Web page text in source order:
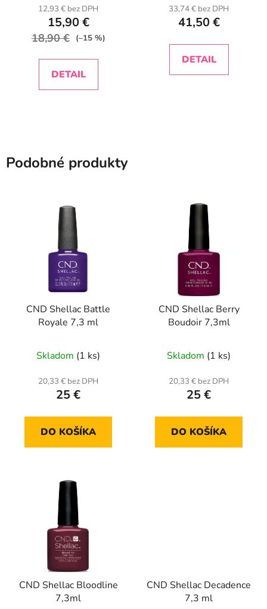
12,93 € bez DPH
15,90 €
18,90 € (–15 %)
DETAIL
33,74 € bez DPH
41,50 €
DETAIL
Podobné produkty
CND Shellac Battle
Royale 7,3 ml
Skladom (1 ks)
20,33 € bez DPH
25 €
DO KOŠÍKA
CND Shellac Berry
Boudoir 7,3ml
Skladom (1 ks)
20,33 € bez DPH
25 €
DO KOŠÍKA
CND Shellac Bloodline
7,3ml
CND Shellac Decadence
7,3 ml